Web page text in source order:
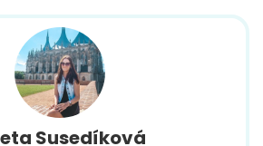
Susedíková